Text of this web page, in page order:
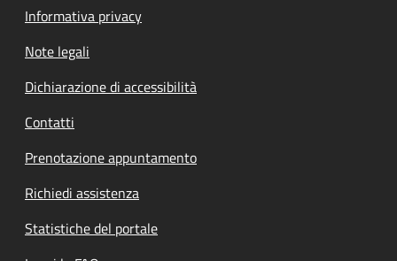
Informativa privacy
Note legali
Dichiarazione di accessibilità
Contatti
Prenotazione appuntamento
Richiedi assistenza
Statistiche del portale